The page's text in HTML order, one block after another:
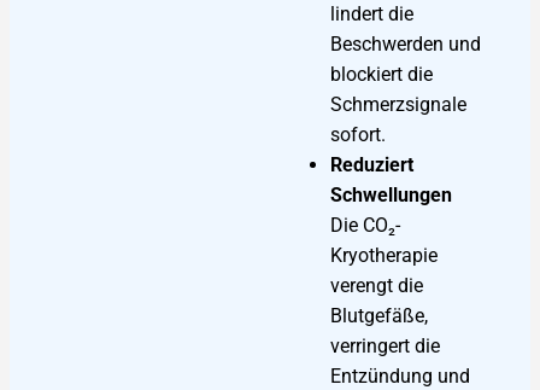
lindert die
Beschwerden und
blockiert die
Schmerzsignale
sofort.
Reduziert
Schwellungen
Die CO₂-
Kryotherapie
verengt die
Blutgefäße,
verringert die
Entzündung und